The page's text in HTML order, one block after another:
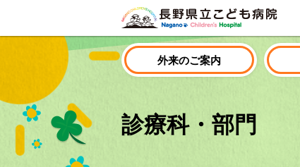
外来のご案内
診療科・部門